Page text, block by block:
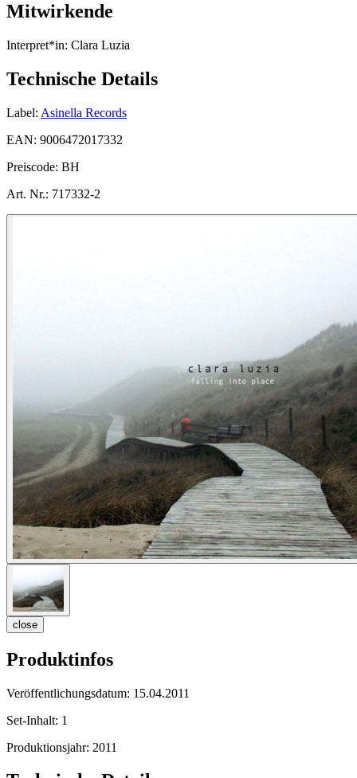
Mitwirkende
Interpret*in: Clara Luzia
Technische Details
Label: Asinella Records
EAN: 9006472017332
Preiscode: BH
Art. Nr.: 717332-2
close
Produktinfos
Veröffentlichungsdatum: 15.04.2011
Set-Inhalt: 1
Produktionsjahr: 2011